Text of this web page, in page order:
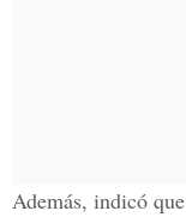
Además, indicó